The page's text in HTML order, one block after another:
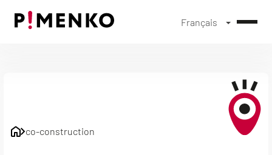
Français
co-construction